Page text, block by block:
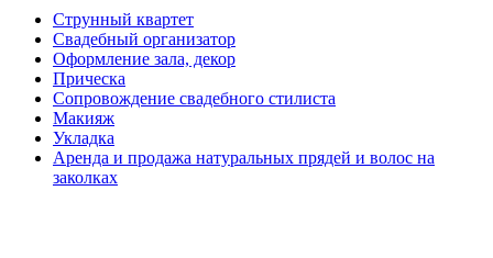
Струнный квартет
Свадебный организатор
Оформление зала, декор
Прическа
Сопровождение свадебного стилиста
Макияж
Укладка
Аренда и продажа натуральных прядей и волос на
заколках